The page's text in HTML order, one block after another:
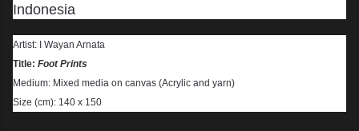
Indonesia
Artist: I Wayan Arnata
Title: Foot Prints
Medium: Mixed media on canvas (Acrylic and yarn)
Size (cm): 140 x 150